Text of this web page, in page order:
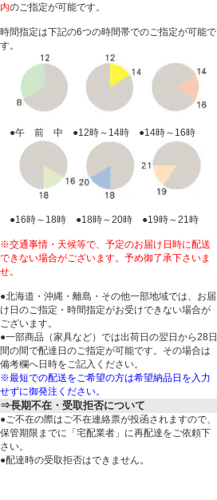
内のご指定が可能です。
時間指定は下記の6つの時間帯でのご指定が可能で
す。
●午 前 中 ●12時～14時 ●14時～16時
●16時～18時 ●18時～20時 ●19時～21時
※交通事情・天候等で、予定のお届け日時に配送
できない場合がございます。予め御了承下さいま
せ。
●北海道・沖縄・離島・その他一部地域では、お届
け日のご指定・時間指定がお受けできない場合が
ございます。
●一部商品（家具など）では出荷日の翌日から28日
間の間で配達日のご指定が可能です。その場合は
備考欄へ日時をご記入ください。
※最短での配送をご希望の方は希望納品日を入力
せずに御発注ください。
⇒長期不在・受取拒否について
●ご不在の際はご不在連絡票が投函されますので、
保管期限までに「宅配業者」に再配達をご依頼下
さい。
●配達時の受取拒否はできません。